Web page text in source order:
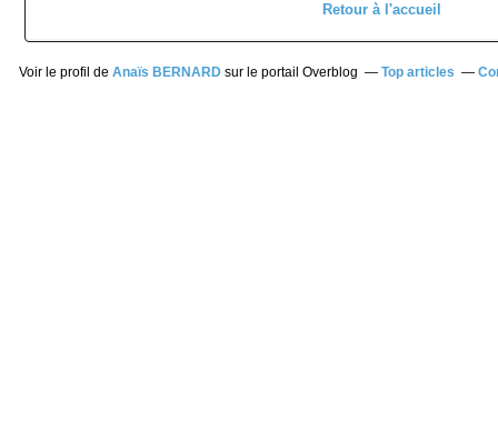
Retour à l'accueil
Voir le profil de Anaïs BERNARDsur le portail Overblog Top articles